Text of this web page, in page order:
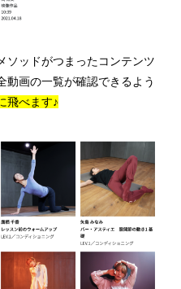
ソッドがつまったコンテンツ
動画の一覧が確認できるよう
飛べます♪